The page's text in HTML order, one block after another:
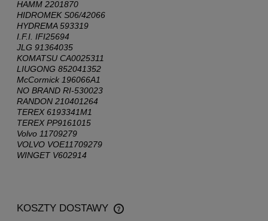
HAMM 2201870
HIDROMEK S06/42066
HYDREMA 593319
I.F.I. IFI25694
JLG 91364035
KOMATSU CA0025311
LIUGONG 852041352
McCormick 196066A1
NO BRAND RI-530023
RANDON 210401264
TEREX 6193341M1
TEREX PP9161015
Volvo 11709279
VOLVO VOE11709279
WINGET V602914
KOSZTY DOSTAWY
CENA NIE ZAWIERA EWENTUALNYCH KOSZTÓW